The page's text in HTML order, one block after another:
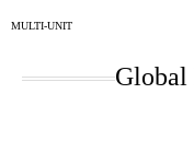
MULTI-UNIT